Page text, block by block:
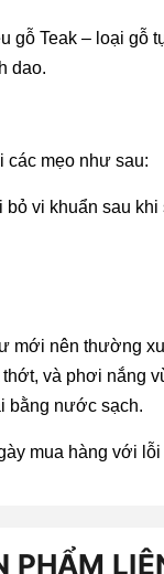
gỗ Teak – loại gỗ
dao.
các mẹo như sau:
vi khuẩn sau
mới nên thường
và phơi nắng
bằng nước sạch.
mua hàng với
PHẨM